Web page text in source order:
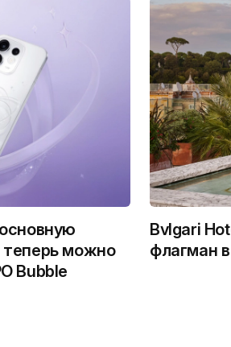
можно
Bubble
Bvlgari
флагман